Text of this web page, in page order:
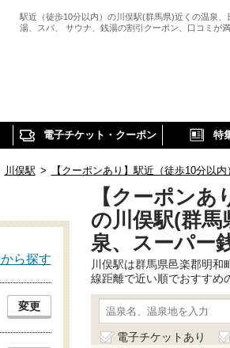
駅近（徒歩10分以内）の川俣駅(群馬県)近くの温泉、
湯、スパ、 サウナ、銭湯の割引クーポン、口コミが
電子チケット・クーポン 特
川俣駅 > 【クーポンあり】駅近（徒歩10分以
【クーポンあ
の川俣駅(群馬
泉、スーパー
川俣駅は群馬県邑楽郡明
線距離で近い順でおすすめ
電子チケットあり
ら探す
変更